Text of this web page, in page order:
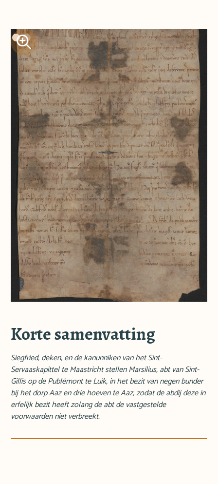
Korte samenvatting
Siegfried, deken, en de kanunniken van het Sint-
Servaaskapittel te Maastricht stellen Marsilius, abt van Sint-
Gillis op de Publémont te Luik, in het bezit van negen bunder
bij het dorp Aazen drie hoeven te Aaz, zodat de abdij deze in
erfelijk bezit heeft zolang de abt de vastgestelde
voorwaarden niet verbreekt.